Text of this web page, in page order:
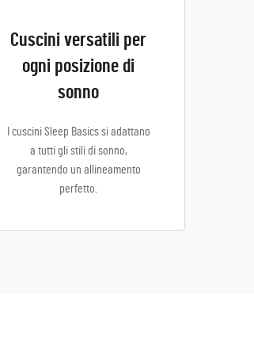
Cuscini versatili per
ogni posizione di
sonno
I cuscini Sleep Basics si adattano
a tutti gli stili di sonno,
garantendo un allineamento
perfetto.